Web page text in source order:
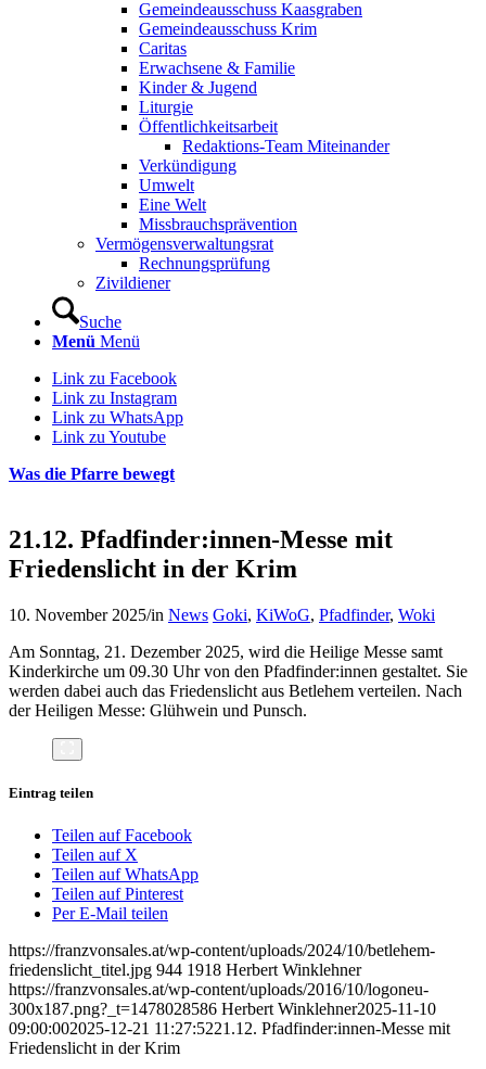
Gemeindeausschuss Kaasgraben
Gemeindeausschuss Krim
Caritas
Erwachsene & Familie
Kinder & Jugend
Liturgie
Öffentlichkeitsarbeit
Redaktions-Team Miteinander
Verkündigung
Umwelt
Eine Welt
Missbrauchsprävention
Vermögensverwaltungsrat
Rechnungsprüfung
Zivildiener
Suche
Menü Menü
Link zu Facebook
Link zu Instagram
Link zu WhatsApp
Link zu Youtube
Was die Pfarre bewegt
21.12. Pfadfinder:innen-Messe mit
Friedenslicht in der Krim
10. November 2025/in News Goki, KiWoG, Pfadfinder, Woki
Am Sonntag, 21. Dezember 2025, wird die Heilige Messe samt
Kinderkirche um 09.30 Uhr von den Pfadfinder:innen gestaltet. Sie
werden dabei auch das Friedenslicht aus Betlehem verteilen. Nach
der Heiligen Messe: Glühwein und Punsch.
Eintrag teilen
Teilen auf Facebook
Teilen auf X
Teilen auf WhatsApp
Teilen auf Pinterest
Per E-Mail teilen
https://franzvonsales.at/wp-content/uploads/2024/10/betlehem-
friedenslicht_titel.jpg 944 1918 Herbert Winklehner
https://franzvonsales.at/wp-content/uploads/2016/10/logoneu-
300x187.png?_t=1478028586 Herbert Winklehner2025-11-10
09:00:002025-12-21 11:27:5221.12. Pfadfinder:innen-Messe mit
Friedenslicht in der Krim